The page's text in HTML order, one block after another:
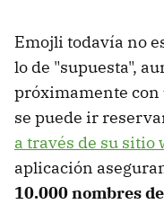
Emojli todavía no
lo de "supuesta",
próximamente con
se puede ir
a través de su sitio
aplicación
10.000 nombres